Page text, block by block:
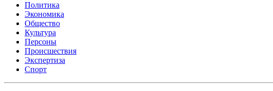
Политика
Экономика
Общество
Культура
Персоны
Происшествия
Экспертиза
Спорт